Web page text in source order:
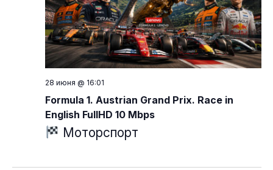
28 июня @ 16:01
Formula 1. Austrian Grand Prix. Race in
English FullHD 10 Mbps
Моторспорт